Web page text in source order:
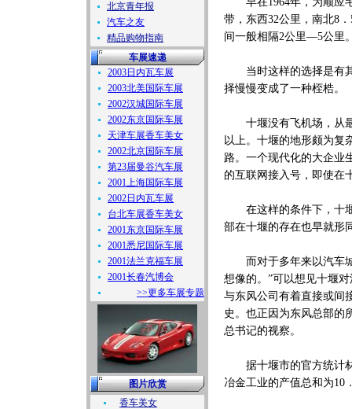
北京青年报
汽车之友
精品购物指南
车展速递
2003日内瓦车展
2003北美国际车展
2002汉城国际车展
2002东京国际车展
天津车展香车美女
2002北京国际车展
第23届曼谷汽车展
2001上海国际车展
2002日内瓦车展
台北车展香车美女
2001东京国际车展
2001悉尼国际车展
2001法兰克福车展
2001长春汽博会
>>更多车展专题
图片欣赏
香车美女
带，东西32公里，南北8
间一般相隔2公里—5公里
当时这样的选择是有其
择慢慢变成了一种桎梏。
十堰没有飞机场，从最
以上。十堰的地形颇为复
路。一个现代化的大企业
的互联网接入号，即使在
在这样的条件下，十堰
部在十堰的存在也早就形
而对于多年来以汽车城
想像的。”可以想见十堰
与东风公司有着直接或间
史。也正因为东风总部的
总书记的视察。
据十堰市的官方统计材
冶金工业的产值总和为10